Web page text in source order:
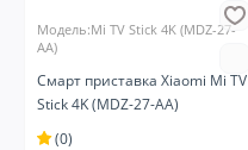
Модель:Mi TV Stick 4K (MDZ-27-
AA)
Смарт приставка Xiaomi Mi TV
Stick 4K (MDZ-27-AA)
(0)